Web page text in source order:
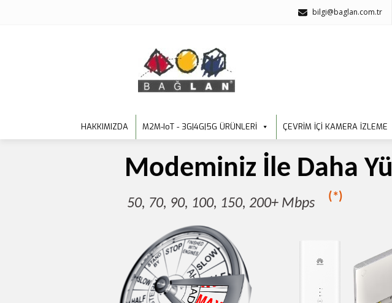
bilgi@baglan.com.tr
HAKKIMIZDA M2M-IoT - 3G|4G|5G ÜRÜNLERİ ÇEVRİM İÇİ KAMERA İZLEME
Modeminiz İle Daha
50, 70, 90, 100, 150, 200+ Mbps (*)